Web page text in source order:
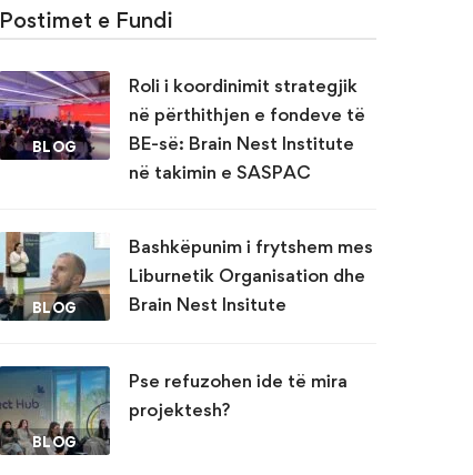
Postimet e Fundi
BLOG
Roli i koordinimit strategjik
në përthithjen e fondeve të
BE-së: Brain Nest Institute
në takimin e SASPAC
BLOG
Bashkëpunim i frytshem mes
Liburnetik Organisation dhe
Brain Nest Insitute
BLOG
Pse refuzohen ide të mira
projektesh?